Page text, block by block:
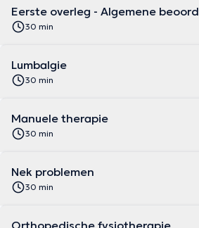
Eerste overleg - Algemene
30 min
Lumbalgie
30 min
Manuele therapie
30 min
Nek problemen
30 min
Orthopedische fysiotherapie